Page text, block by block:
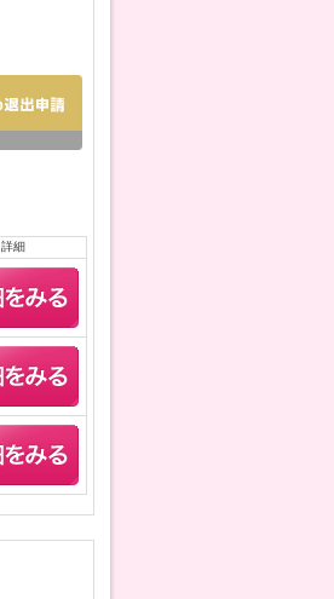
詳細